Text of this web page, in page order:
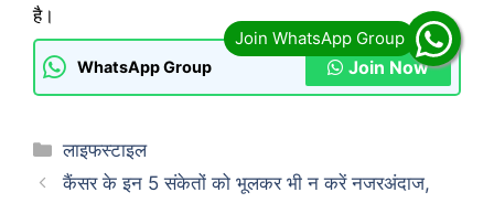
है।
WhatsApp Group Join Now
Categories
लाइफस्टाइल
कैंसर के इन 5 संकेतों को भूलकर भी न करें नजरअंदाज,